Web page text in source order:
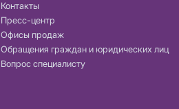
Контакты
Пресс-центр
Офисы продаж
Обращения граждан и юридических лиц
Вопрос специалисту